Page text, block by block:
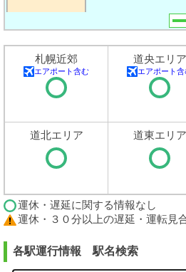
札幌近郊
エアポート含む
道央エリア
エアポート含
道北エリア 道東エリア
運休・遅延に関する情報なし
運休・３０分以上の遅延・運転見
各駅運行情報 駅名検索